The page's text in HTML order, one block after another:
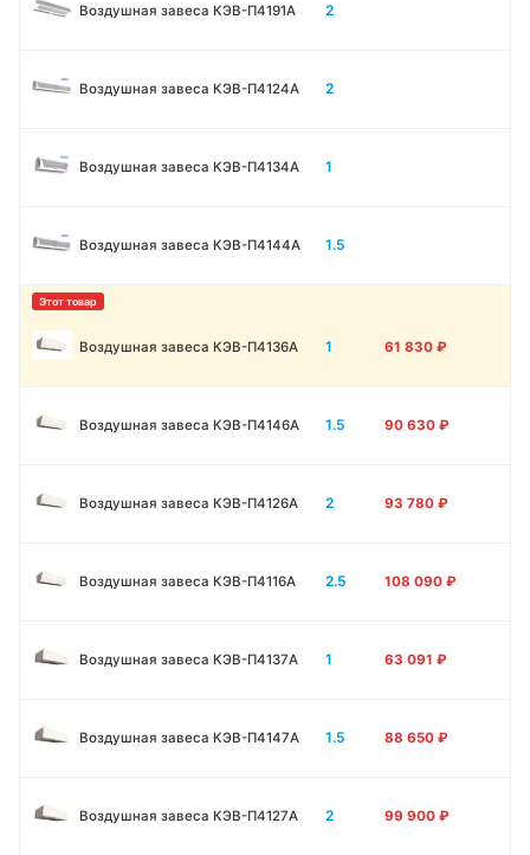
Воздушная завеса КЭВ-П4191A 2
Воздушная завеса КЭВ-П4124A 2
Воздушная завеса КЭВ-П4134A 1
Воздушная завеса КЭВ-П4144A 1.5
Воздушная завеса КЭВ-П4136A 1 61 830 ₽
Воздушная завеса КЭВ-П4146A 1.5 90 630 ₽
Воздушная завеса КЭВ-П4126A 2 93 780 ₽
Воздушная завеса КЭВ-П4116A 2.5 108 090 ₽
Воздушная завеса КЭВ-П4137A 1 63 091 ₽
Воздушная завеса КЭВ-П4147A 1.5 88 650 ₽
Воздушная завеса КЭВ-П4127A 2 99 900 ₽